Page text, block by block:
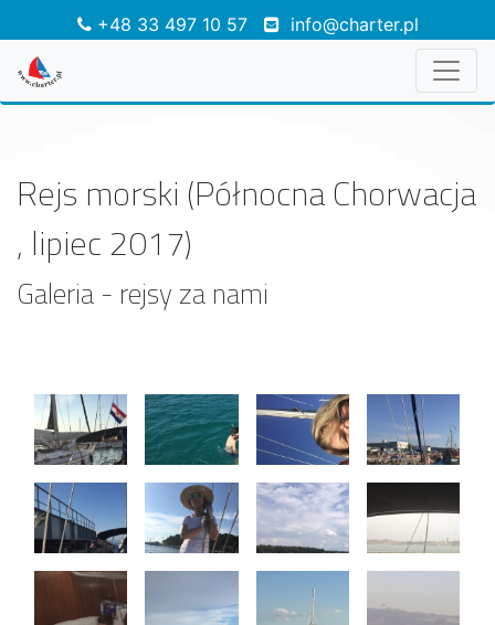
+48 33 497 10 57 info@charter.pl
Rejs morski (Północna Chorwacja
, lipiec 2017)
Galeria - rejsy za nami